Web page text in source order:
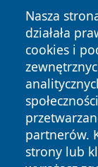
Nasza
działała
cookies i
partnerów.
strony lub
Copyright ©
zastrzeżone.